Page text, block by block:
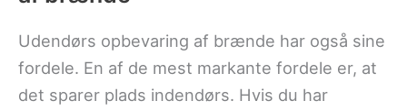
Udendørs opbevaring af brænde har også sine
fordele. En af de mest markante fordele er, at
det sparer plads indendørs. Hvis du har